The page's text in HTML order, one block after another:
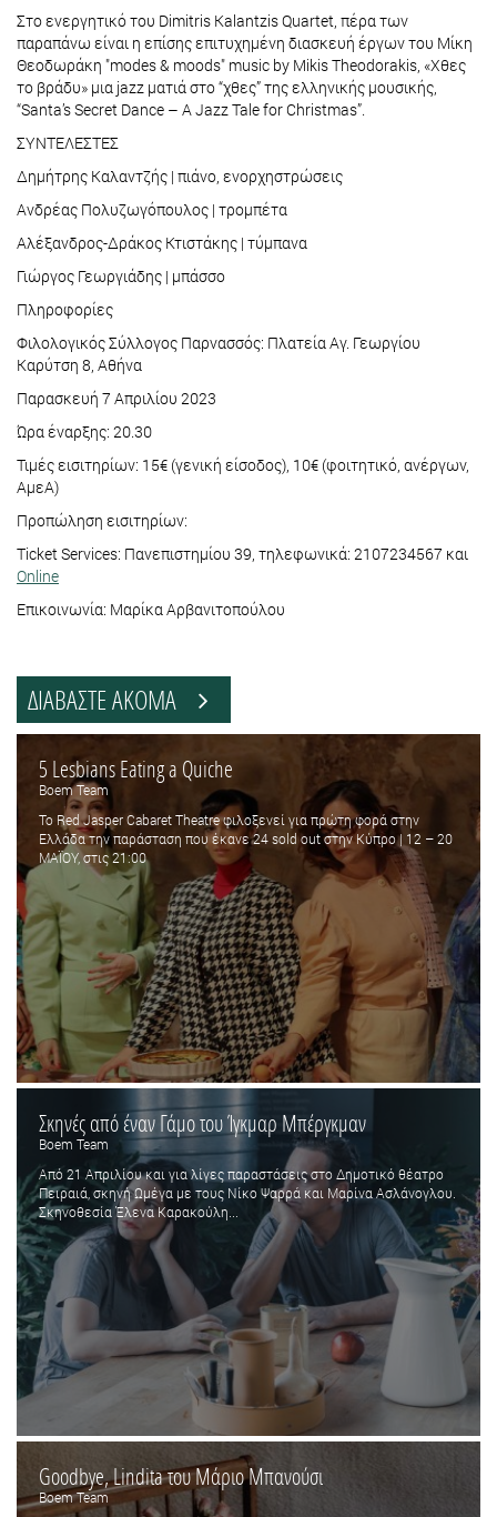
Στο ενεργητικό του Dimitris Kalantzis Quartet, πέρα των
παραπάνω είναι η επίσης επιτυχημένη διασκευή έργων του Μίκη
Θεοδωράκη "modes & moods" music by Mikis Theodorakis, «Χθες
το βράδυ» μια jazz ματιά στο “χθες” της ελληνικής μουσικής,
“Santa’s Secret Dance – A Jazz Tale for Christmas”.
ΣΥΝΤΕΛΕΣΤΕΣ
Δημήτρης Καλαντζής | πιάνο, ενορχηστρώσεις
Ανδρέας Πολυζωγόπουλος | τρομπέτα
Αλέξανδρος-Δράκος Κτιστάκης | τύμπανα
Γιώργος Γεωργιάδης | μπάσσο
Πληροφορίες
Φιλολογικός Σύλλογος Παρνασσός: Πλατεία Αγ. Γεωργίου
Καρύτση 8, Αθήνα
Παρασκευή 7 Απριλίου 2023
Ώρα έναρξης: 20.30
Τιμές εισιτηρίων: 15€ (γενική είσοδος), 10€ (φοιτητικό, ανέργων,
ΑμεΑ)
Προπώληση εισιτηρίων:
Ticket Services: Πανεπιστημίου 39, τηλεφωνικά: 2107234567 και
Online
Επικοινωνία: Μαρίκα Αρβανιτοπούλου
ΔΙΑΒΑΣΤΕ ΑΚΟΜΑ
5 Lesbians Eating a Quiche
Boem Team
Το Red Jasper Cabaret Theatre φιλοξενεί για πρώτη φορά στην
Ελλάδα την παράσταση που έκανε 24 sold out στην Κύπρο | 12 – 20
ΜΑΪΟΥ, στις 21:00
Σκηνές από έναν Γάμο του Ίγκμαρ Μπέργκμαν
Boem Team
Από 21 Απριλίου και για λίγες παραστάσεις στο Δημοτικό θέατρο
Πειραιά, σκηνή Ωμέγα με τους Νίκο Ψαρρά και Μαρίνα Ασλάνογλου.
Σκηνοθεσία Έλενα Καρακούλη...
Goodbye, Lindita του Μάριο Μπανούσι
Boem Team